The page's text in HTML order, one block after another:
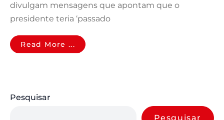
divulgam mensagens que apontam que o
presidente teria ‘passado
Read More ...
Pesquisar
Pesquisar